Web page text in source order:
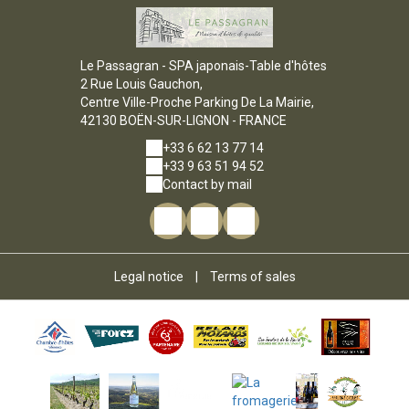
Le Passagran - SPA japonais-Table d'hôtes
2 Rue Louis Gauchon,
Centre Ville-Proche Parking De La Mairie,
42130 BOËN-SUR-LIGNON - FRANCE
+33 6 62 13 77 14
+33 9 63 51 94 52
Contact by mail
Legal notice | Terms of sales